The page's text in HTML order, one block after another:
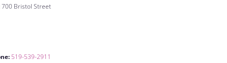
700 Bristol Street
519-539-2911